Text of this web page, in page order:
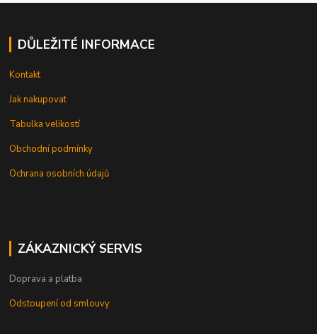
DŮLEŽITÉ INFORMACE
Kontakt
Jak nakupovat
Tabulka velikostí
Obchodní podmínky
Ochrana osobních údajů
ZÁKAZNICKÝ SERVIS
Doprava a platba
Odstoupení od smlouvy